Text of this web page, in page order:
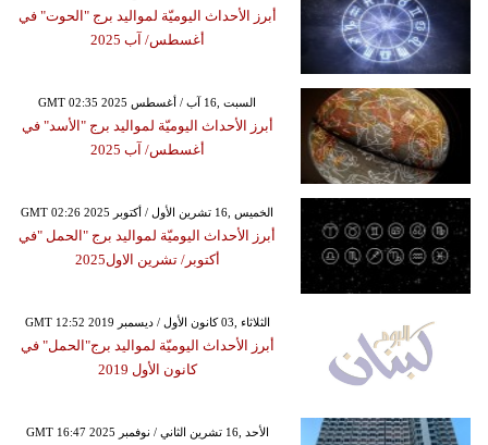
أبرز الأحداث اليوميّة لمواليد برج "الحوت" في
أغسطس/ آب 2025
GMT 02:35 2025 السبت ,16 آب / أغسطس
أبرز الأحداث اليوميّة لمواليد برج "الأسد" في
أغسطس/ آب 2025
GMT 02:26 2025 الخميس ,16 تشرين الأول / أكتوبر
أبرز الأحداث اليوميّة لمواليد برج "الحمل "في
أكتوبر/ تشرين الاول2025
GMT 12:52 2019 الثلاثاء ,03 كانون الأول / ديسمبر
أبرز الأحداث اليوميّة لمواليد برج"الحمل" في
كانون الأول 2019
GMT 16:47 2025 الأحد ,16 تشرين الثاني / نوفمبر